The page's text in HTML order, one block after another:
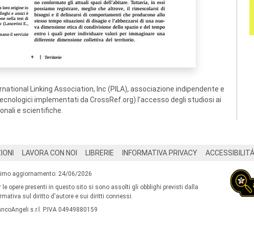
Linking Association, Inc (PILA), associazione indipendente e
implementati da CrossRef.org) l’accesso degli studiosi ai
e scientifiche.
LAVORA CON NOI LIBRERIE INFORMATIVA PRIVACY ACCESSIBILITÁ
aggiornamento: 24/06/2026
le opere presenti in questo sito si sono assolti gli obblighi previsti dalla
sul diritto d'autore e sui diritti connessi.
s.r.l. P.IVA 04949880159